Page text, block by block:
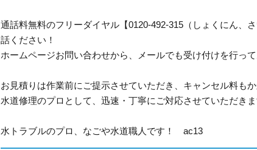
通話料無料のフリーダイヤル【0120-492-315（しょくにん、
話ください！
ホームページお問い合わせから、メールでも受け付けを行って
お見積りは作業前にご提示させていただき、キャンセル料もか
水道修理のプロとして、迅速・丁寧にご対応させていただきま
水トラブルのプロ、なごや水道職人です！ ac13